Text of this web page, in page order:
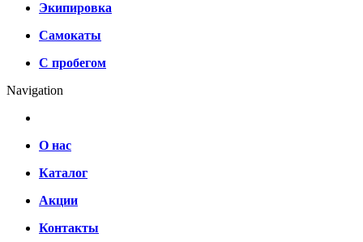
Экипировка
Самокаты
С пробегом
Navigation
О нас
Каталог
Акции
Контакты